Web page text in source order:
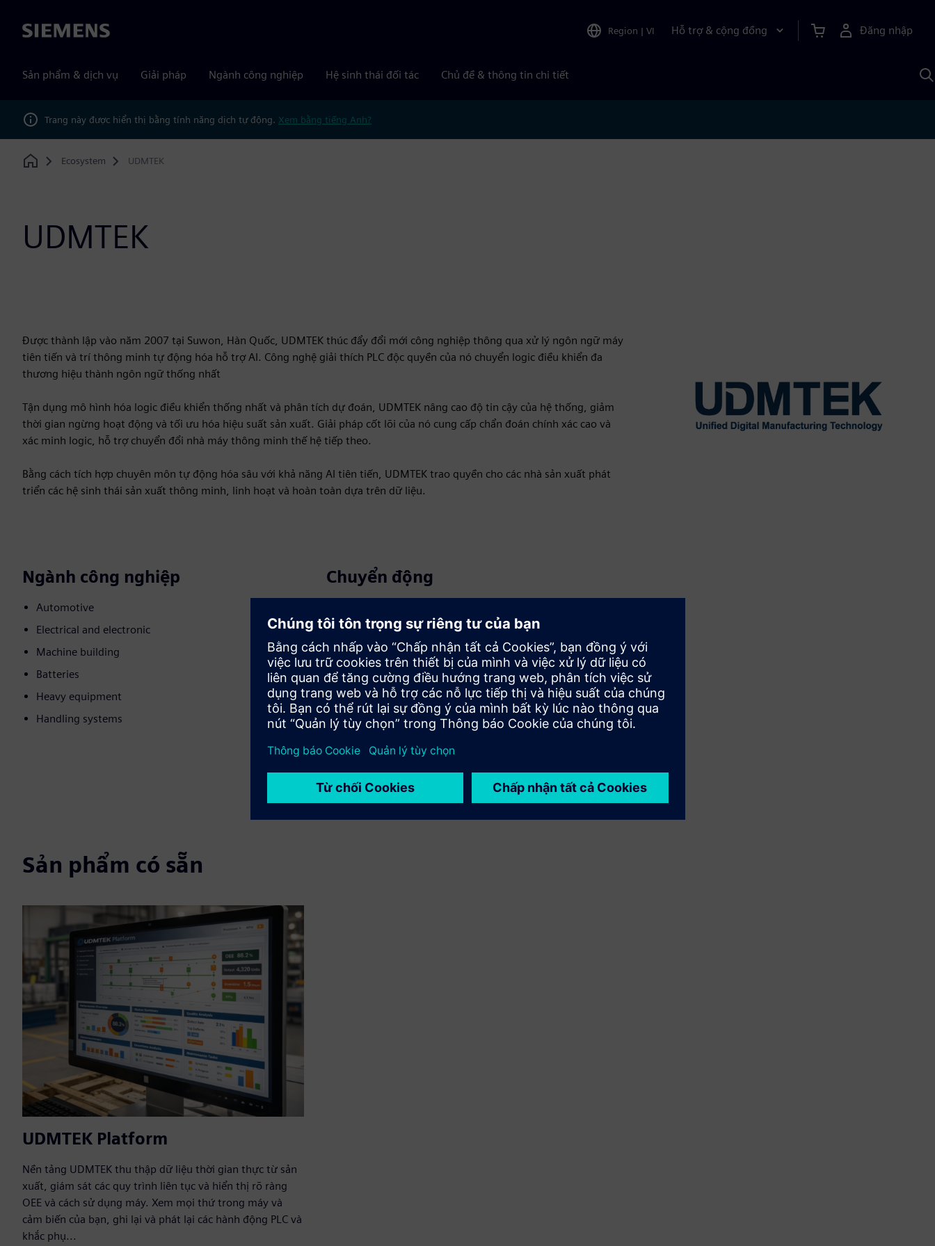
Siemens Region | VI Hỗ trợ & cộng đồng Đăng nhập
Sản phẩm & dịch vụ Giải pháp Ngành công nghiệp Hệ sinh thái đối tác Chủ đề & thông tin chi tiết
Trang này được hiển thị bằng tính năng dịch tự động. Xem bằng tiếng Anh?
Home
Ecosystem UDMTEK
UDMTEK
Được thành lập vào năm 2007 tại Suwon, Hàn Quốc, UDMTEK thúc đẩy đổi mới công nghiệp thông qua xử lý ngôn ngữ máy
tiên tiến và trí thông minh tự động hóa hỗ trợ AI. Công nghệ giải thích PLC độc quyền của nó chuyển logic điều khiển đa
thương hiệu thành ngôn ngữ thống nhất
Tận dụng mô hình hóa logic điều khiển thống nhất và phân tích dự đoán, UDMTEK nâng cao độ tin cậy của hệ thống, giảm
thời gian ngừng hoạt động và tối ưu hóa hiệu suất sản xuất. Giải pháp cốt lõi của nó cung cấp chẩn đoán chính xác cao và
xác minh logic, hỗ trợ chuyển đổi nhà máy thông minh thế hệ tiếp theo.
Bằng cách tích hợp chuyên môn tự động hóa sâu với khả năng AI tiên tiến, UDMTEK trao quyền cho các nhà sản xuất phát
triển các hệ sinh thái sản xuất thông minh, linh hoạt và hoàn toàn dựa trên dữ liệu.
Ngành công nghiệp
Automotive
Electrical and electronic
Machine building
Batteries
Heavy equipment
Handling systems
Chuyển động
Mở rộng hoặc xây dựng dựa trên sản phẩm/giải pháp
Siemens Xcelerator bằng cách xây dựng một sản phẩm
mới hoặc tạo ra một giải pháp khách hàng mới thông qua
việc tích hợp sản phẩm Siemens Xcelerator và sản phẩm
của riêng bạn
Service
Xcelerator giúp khách hàng triển khai, tích hợp, vận hành
hoặc bảo trì sản phẩm
Sản phẩm có sẵn
UDMTEK Platform
Nền tảng UDMTEK thu thập dữ liệu thời gian thực từ sản
xuất, giám sát các quy trình liên tục và hiển thị rõ ràng
OEE và cách sử dụng máy. Xem mọi thứ trong máy và
cảm biến của bạn, ghi lại và phát lại các hành động PLC và
khắc phụ...